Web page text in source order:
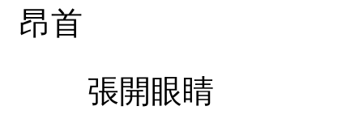
昂首
張開眼睛